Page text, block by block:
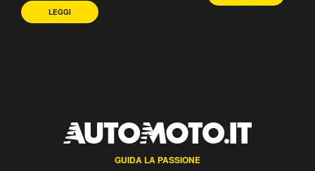
LEGGI
GUIDA LA PASSIONE